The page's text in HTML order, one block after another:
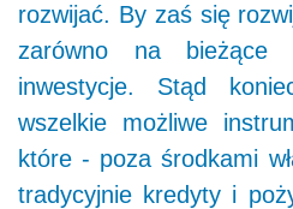
rozwijać. By zaś się
zarówno na
inwestycje. Stąd
wszelkie możliwe
które - poza środkami
tradycyjnie kredyty i